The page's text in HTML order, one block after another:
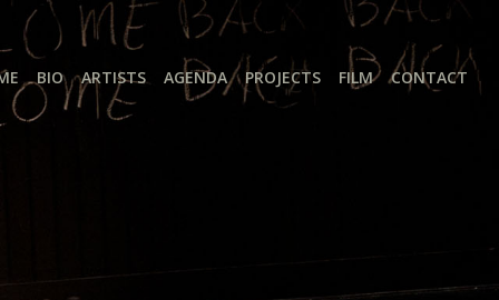
BIO ARTISTS AGENDA PROJECTS FILM CONTACT